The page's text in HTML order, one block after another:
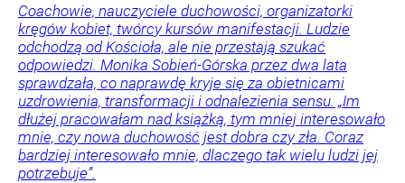
Coachowie, nauczyciele duchowości, organizatorki
kręgów kobiet, twórcy kursów manifestacji. Ludzie
odchodzą od Kościoła, ale nie przestają szukać
odpowiedzi. Monika Sobień-Górska przez dwa lata
sprawdzała, co naprawdę kryje się za obietnicami
uzdrowienia, transformacji i odnalezienia sensu. „Im
dłużej pracowałam nad książką, tym mniej interesowało
mnie, czy nowa duchowość jest dobra czy zła. Coraz
bardziej interesowało mnie, dlaczego tak wielu ludzi jej
potrzebuje”.